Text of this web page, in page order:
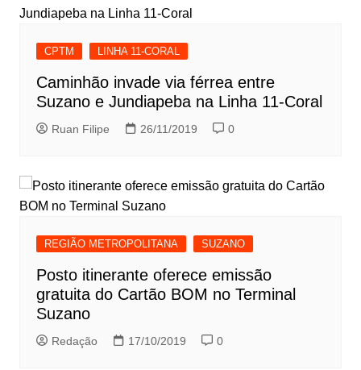
CPTM LINHA 11-CORAL
Caminhão invade via férrea entre
Suzano e Jundiapeba na Linha 11-Coral
Ruan Filipe 26/11/2019 0
REGIÃO METROPOLITANA SUZANO
Posto itinerante oferece emissão
gratuita do Cartão BOM no Terminal
Suzano
Redação 17/10/2019 0